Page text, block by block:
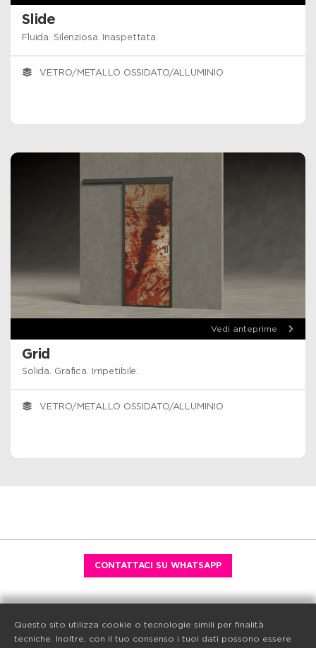
Slide
Fluida. Silenziosa. Inaspettata.
VETRO/METALLO OSSIDATO/ALLUMINIO
Vedi anteprime
Grid
Solida. Grafica. Irripetibile.
VETRO/METALLO OSSIDATO/ALLUMINIO
CONTATTACI SU WHATSAPP
Questo sito utilizza cookie o tecnologie simili per finalità
tecniche. Inoltre, con il tuo consenso i tuoi dati possono essere